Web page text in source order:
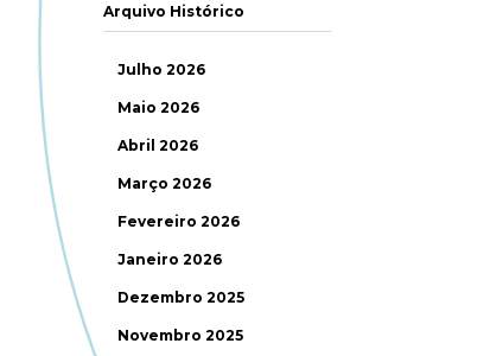
Arquivo Histórico
Julho 2026
Maio 2026
Abril 2026
Março 2026
Fevereiro 2026
Janeiro 2026
Dezembro 2025
Novembro 2025